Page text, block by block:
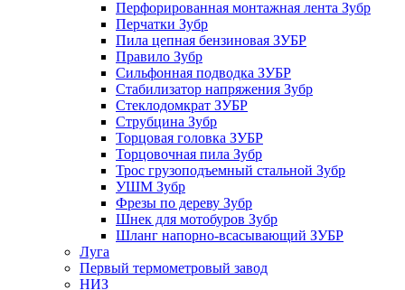
Перфорированная монтажная лента Зубр
Перчатки Зубр
Пила цепная бензиновая ЗУБР
Правило Зубр
Сильфонная подводка ЗУБР
Стабилизатор напряжения Зубр
Стеклодомкрат ЗУБР
Струбцина Зубр
Торцовая головка ЗУБР
Торцовочная пила Зубр
Трос грузоподъемный стальной Зубр
УШМ Зубр
Фрезы по дереву Зубр
Шнек для мотобуров Зубр
Шланг напорно-всасывающий ЗУБР
Луга
Первый термометровый завод
НИЗ